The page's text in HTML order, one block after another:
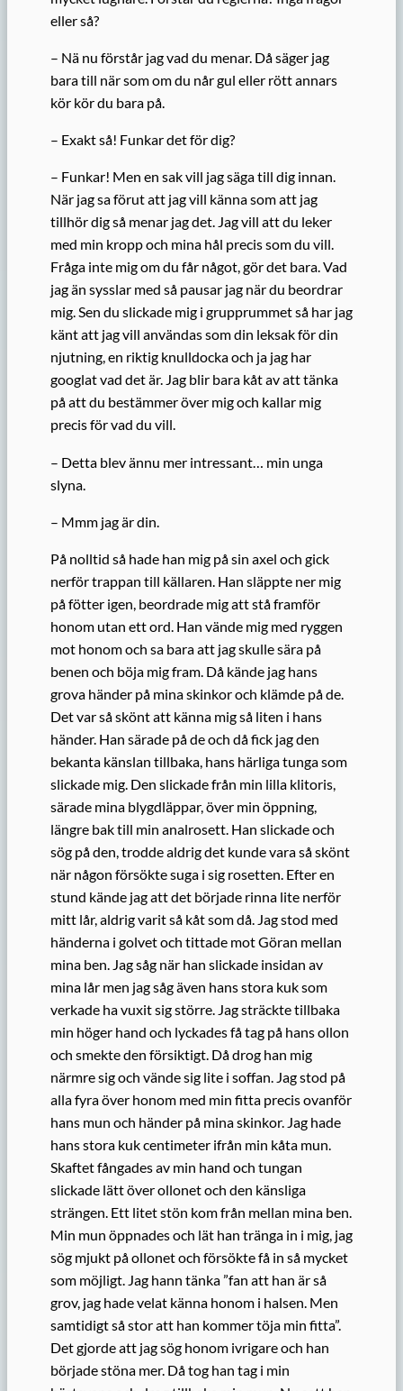
eller så?
– Nä nu förstår jag vad du menar. Då säger jag
bara till när som om du når gul eller rött annars
kör kör du bara på.
– Exakt så! Funkar det för dig?
– Funkar! Men en sak vill jag säga till dig innan.
När jag sa förut att jag vill känna som att jag
tillhör dig så menar jag det. Jag vill att du leker
med min kropp och mina hål precis som du vill.
Fråga inte mig om du får något, gör det bara. Vad
jag än sysslar med så pausar jag när du beordrar
mig. Sen du slickade mig i grupprummet så har jag
känt att jag vill användas som din leksak för din
njutning, en riktig knulldocka och ja jag har
googlat vad det är. Jag blir bara kåt av att tänka
på att du bestämmer över mig och kallar mig
precis för vad du vill.
– Detta blev ännu mer intressant… min unga
slyna.
– Mmm jag är din.
På nolltid så hade han mig på sin axel och gick
nerför trappan till källaren. Han släppte ner mig
på fötter igen, beordrade mig att stå framför
honom utan ett ord. Han vände mig med ryggen
mot honom och sa bara att jag skulle sära på
benen och böja mig fram. Då kände jag hans
grova händer på mina skinkor och klämde på de.
Det var så skönt att känna mig så liten i hans
händer. Han särade på de och då fick jag den
bekanta känslan tillbaka, hans härliga tunga som
slickade mig. Den slickade från min lilla klitoris,
särade mina blygdläppar, över min öppning,
längre bak till min analrosett. Han slickade och
sög på den, trodde aldrig det kunde vara så skönt
när någon försökte suga i sig rosetten. Efter en
stund kände jag att det började rinna lite nerför
mitt lår, aldrig varit så kåt som då. Jag stod med
händerna i golvet och tittade mot Göran mellan
mina ben. Jag såg när han slickade insidan av
mina lår men jag såg även hans stora kuk som
verkade ha vuxit sig större. Jag sträckte tillbaka
min höger hand och lyckades få tag på hans ollon
och smekte den försiktigt. Då drog han mig
närmre sig och vände sig lite i soffan. Jag stod på
alla fyra över honom med min fitta precis ovanför
hans mun och händer på mina skinkor. Jag hade
hans stora kuk centimeter ifrån min kåta mun.
Skaftet fångades av min hand och tungan
slickade lätt över ollonet och den känsliga
strängen. Ett litet stön kom från mellan mina ben.
Min mun öppnades och lät han tränga in i mig, jag
sög mjukt på ollonet och försökte få in så mycket
som möjligt. Jag hann tänka ”fan att han är så
grov, jag hade velat känna honom i halsen. Men
samtidigt så stor att han kommer töja min fitta”.
Det gjorde att jag sög honom ivrigare och han
började stöna mer. Då tog han tag i min